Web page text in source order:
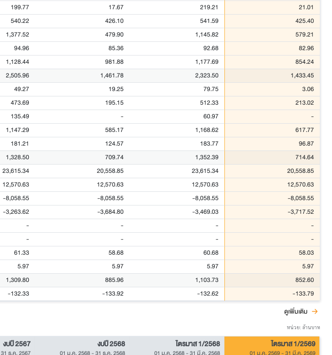
199.77 17.67 219.21 21.01
540.22 426.10 541.59 425.40
1,377.52 479.90 1,145.82 579.21
94.96 85.36 92.68 82.96
1,128.44 981.88 1,177.69 854.24
2,505.96 1,461.78 2,323.50 1,433.45
49.27 19.25 79.75 3.06
473.69 195.15 512.33 213.02
135.49 - 60.97 -
1,147.29 585.17 1,168.62 617.77
181.21 124.57 183.77 96.87
1,328.50 709.74 1,352.39 714.64
23,615.34 20,558.85 23,615.34 20,558.85
12,570.63 12,570.63 12,570.63 12,570.63
-8,058.55 -8,058.55 -8,058.55 -8,058.55
-3,263.62 -3,684.80 -3,469.03 -3,717.52
- - - -
- - - -
61.33 58.68 60.68 58.03
5.97 5.97 5.97 5.97
1,309.80 885.96 1,103.73 852.60
-132.33 -133.92 -132.62
-133.79
ดูเพิ่มเติม
หน่วย: ล้านบาท
งบปี 2567 งบปี 2568 ไตรมาส 1/2568 ไตรมาส 1/2569